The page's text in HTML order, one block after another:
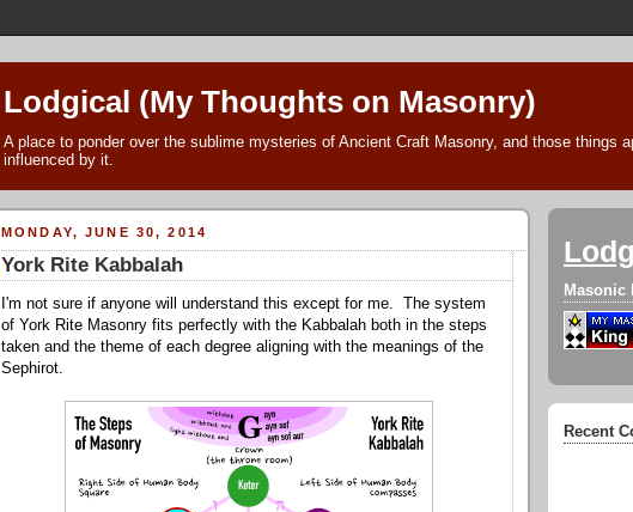
Lodgical (My Thoughts on Masonry)
A place to ponder over the sublime mysteries of Ancient Craft Masonry, and those things
influenced by it.
MONDAY, JUNE 30, 2014
York Rite Kabbalah
I'm not sure if anyone will understand this except for me. The system
of York Rite Masonry fits perfectly with the Kabbalah both in the steps
taken and the theme of each degree aligning with the meanings of the
Sephirot.
Masonic
Recent